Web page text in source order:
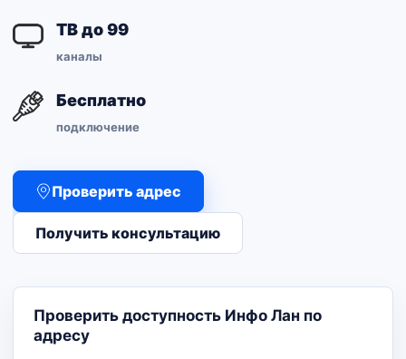
ТВ до 99
каналы
Бесплатно
подключение
Проверить адрес
Получить консультацию
Проверить доступность Инфо Лан по
адресу